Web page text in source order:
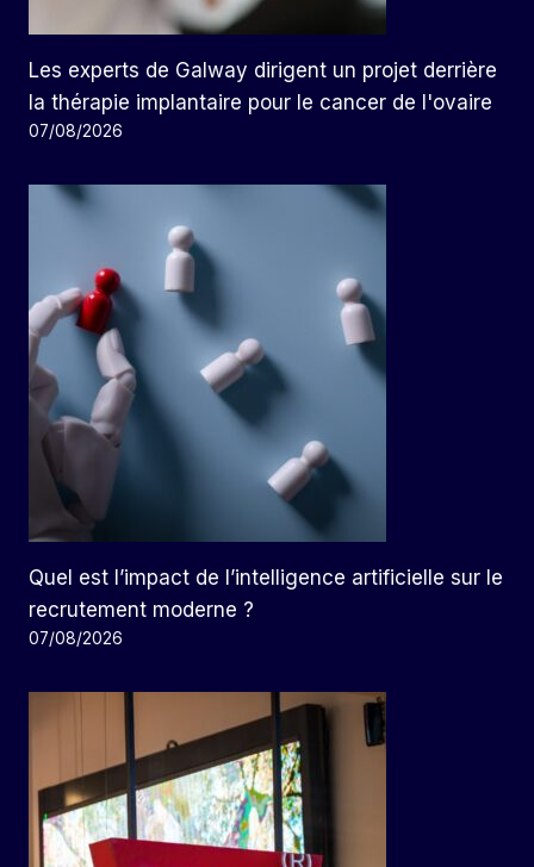
Les experts de Galway dirigent un projet derrière
la thérapie implantaire pour le cancer de l'ovaire
07/08/2026
Quel est l’impact de l’intelligence artificielle sur le
recrutement moderne ?
07/08/2026